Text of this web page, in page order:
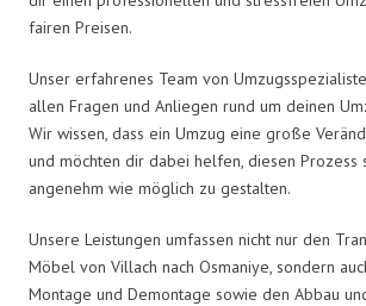
fairen Preisen.
Unser erfahrenes Team von
allen Fragen und Anliegen rund um deinen
Wir wissen, dass ein Umzug eine große
und möchten dir dabei helfen, diesen Prozess
angenehm wie möglich zu gestalten.
Unsere Leistungen umfassen nicht nur den
Möbel von Villach nach Osmaniye, sondern
Montage und Demontage sowie den Abbau